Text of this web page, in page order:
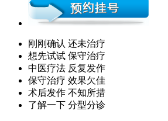
刚刚确认 还未治疗
想先试试 保守治疗
中医疗法 反复发作
保守治疗 效果欠佳
术后发作 不知所措
了解一下 分型分诊